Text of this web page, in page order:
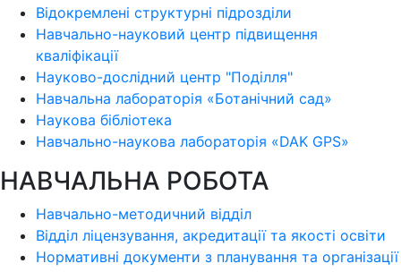
Відокремлені структурні підрозділи
Навчально-науковий центр підвищення
кваліфікації
Науково-дослідний центр "Поділля"
Навчальна лабораторія «Ботанічний сад»
Наукова бібліотека
Навчально-наукова лабораторія «DAK GPS»
НАВЧАЛЬНА РОБОТА
Навчально-методичний відділ
Відділ ліцензування, акредитації та якості освіти
Нормативні документи з планування та організації